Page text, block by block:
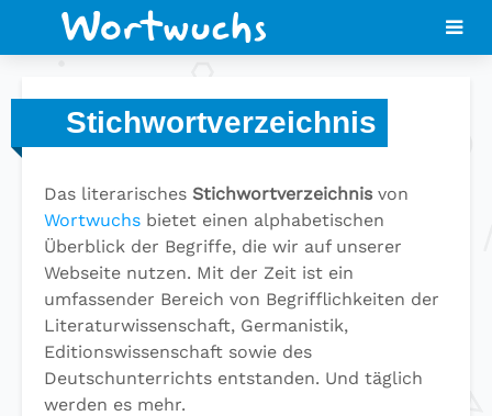
Stichwortverzeichnis
Das literarisches Stichwortverzeichnisvon
Wortwuchs bietet einen alphabetischen
Überblick der Begriffe, die wir auf unserer
Webseite nutzen. Mit der Zeit ist ein
umfassender Bereich von Begrifflichkeiten der
Literaturwissenschaft, Germanistik,
Editionswissenschaft sowie des
Deutschunterrichts entstanden. Und täglich
werden es mehr.